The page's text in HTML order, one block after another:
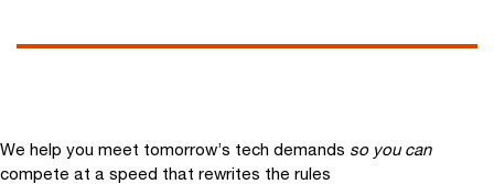
We help you meet tomorrow’s tech demands so you can
compete at a speed that rewrites the rules